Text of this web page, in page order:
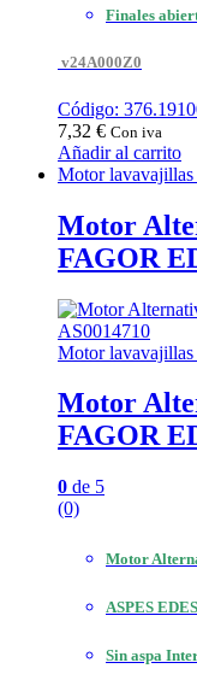
Finales
v24A000Z0
Código:
7,32 € Con iva
Añadir al carrito
Motor lavavajillas
Motor
FAGOR
Motor lavavajillas
Motor
FAGOR
0 de 5
(0)
Motor
ASPES
Sin aspa